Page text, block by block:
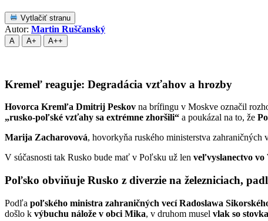
Vytlačiť stranu
Autor: Martin Ruščanský
A A+ A++
Kremeľ reaguje: Degradácia vzťahov a hrozby
Hovorca Kremľa Dmitrij Peskov na brífingu v Moskve označil
„rusko-poľské vzťahy sa extrémne zhoršili“ a poukázal na to, že
Marija Zacharovová, hovorkyňa ruského ministerstva zahraničných
V súčasnosti tak Rusko bude mať v Poľsku už len veľvyslanectvo vo
Poľsko obviňuje Rusko z diverzie na železniciach,
Podľa poľského ministra zahraničných vecí Radoslawa
došlo k výbuchu nálože v obci Mika, v druhom musel vlak so